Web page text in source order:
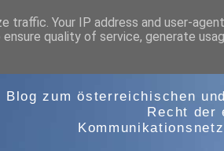
Blog zum österreichischen
Recht der
traffic. Your IP address and user-agent
quality of service, generate